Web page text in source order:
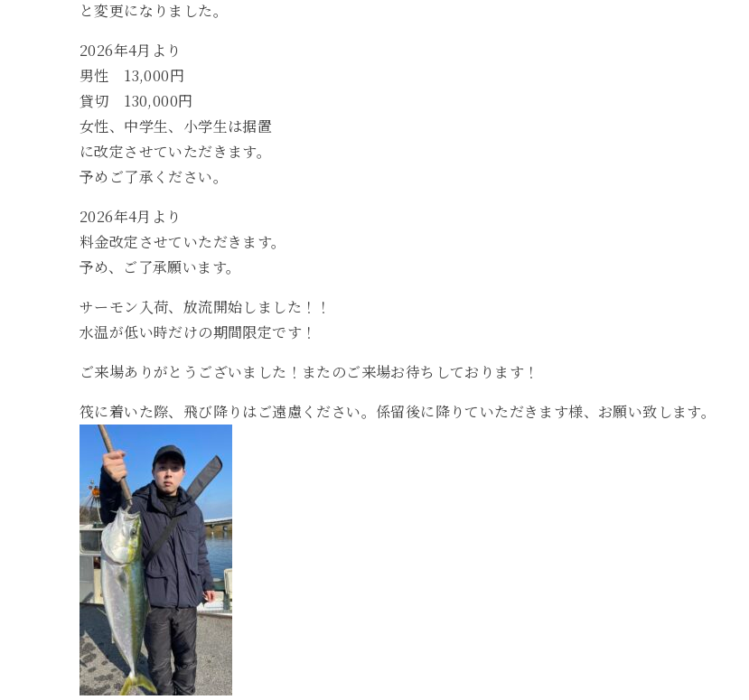
と変更になりました。
2026年4月より
男性 13,000円
貸切 130,000円
女性、中学生、小学生は据置
に改定させていただきます。
予めご了承ください。
2026年4月より
料金改定させていただきます。
予め、ご了承願います。
サーモン入荷、放流開始しました！！
水温が低い時だけの期間限定です！
ご来場ありがとうございました！またのご来場お待ちしております！
筏に着いた際、飛び降りはご遠慮ください。係留後に降りていただきます様、お願い致します。